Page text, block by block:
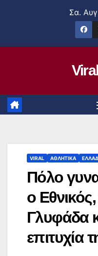
Σα.
VIRAL ΑΘΛΗΤΙΚΑ
Πόλο
ο
Γλυφάδα
επιτυχία